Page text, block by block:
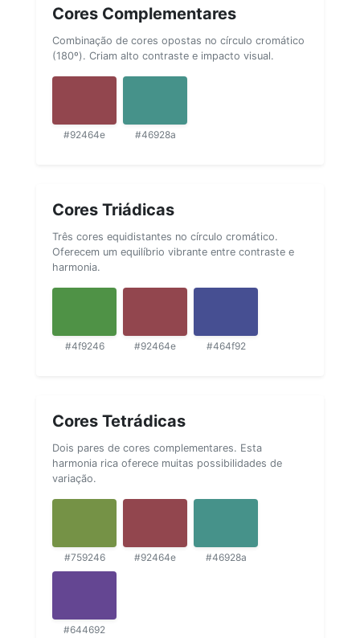
Cores Complementares
Combinação de cores opostas no círculo cromático
(180º). Criam alto contraste e impacto visual.
#92464e #46928a
Cores Triádicas
Três cores equidistantes no círculo cromático.
Oferecem um equilíbrio vibrante entre contraste e
harmonia.
#4f9246 #92464e #464f92
Cores Tetrádicas
Dois pares de cores complementares. Esta
harmonia rica oferece muitas possibilidades de
variação.
#759246 #92464e #46928a
#644692